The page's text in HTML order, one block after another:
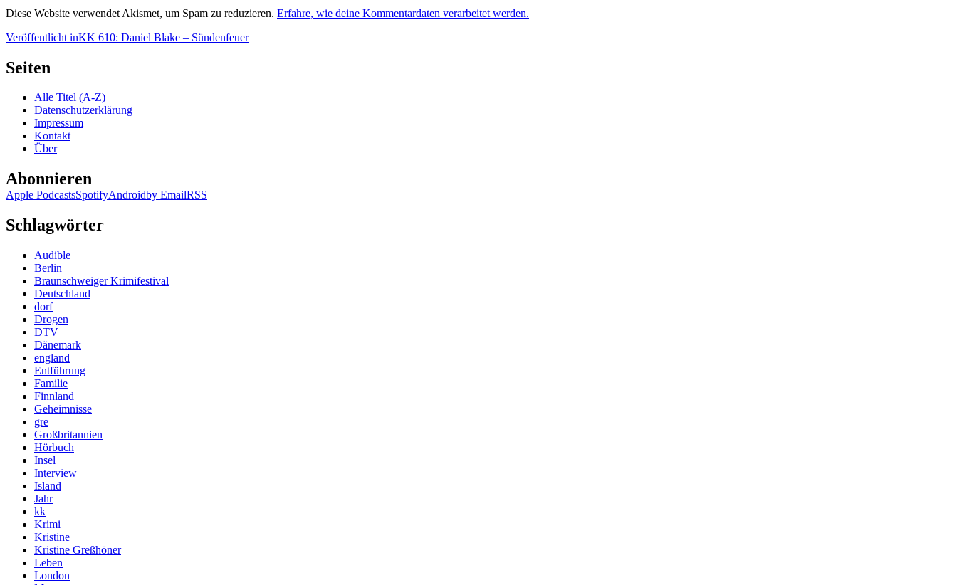
Diese Website verwendet Akismet, um Spam zu reduzieren. Erfahre, wie deine Kommentardaten verarbeitet werden.
Beitragsnavigation
Veröffentlicht inKK 610: Daniel Blake – Sündenfeuer
Seiten
Alle Titel (A-Z)
Datenschutzerklärung
Impressum
Kontakt
Über
Abonnieren
Apple PodcastsSpotifyAndroidby EmailRSS
Schlagwörter
Audible
Berlin
Braunschweiger Krimifestival
Deutschland
dorf
Drogen
DTV
Dänemark
england
Entführung
Familie
Finnland
Geheimnisse
gre
Großbritannien
Hörbuch
Insel
Interview
Island
Jahr
kk
Krimi
Kristine
Kristine Greßhöner
Leben
London